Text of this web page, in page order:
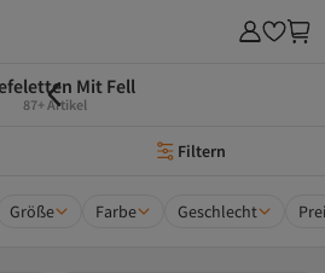
Mit Fell
87+ Artikel
Filtern
Größe Farbe Geschlecht